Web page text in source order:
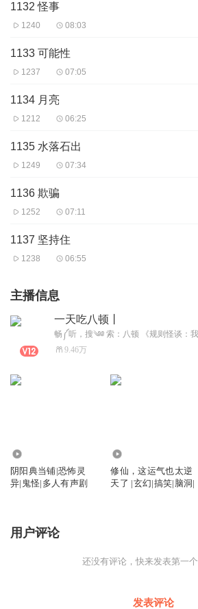
1132 怪事
1240 08:03
1133 可能性
1237 07:05
1134 月亮
1212 06:25
1135 水落石出
1249 07:34
1136 欺骗
1252 07:11
1137 坚持住
1238 06:55
主播信息
一天吃八顿丨
9.46万
阴阳典当铺|恐怖灵
异|鬼怪|多人有声剧
修仙，这运气也太逆
天了 |玄幻|搞笑|脑洞|
用户评论
还没有评论，快来发表第一个
发表评论